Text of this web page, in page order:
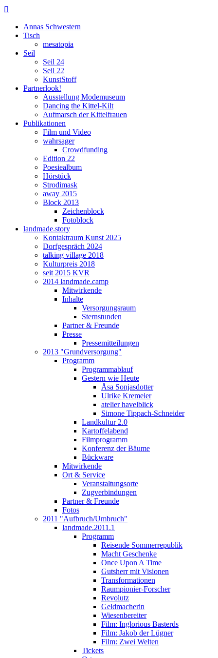

Annas Schwestern
Tisch
mesatopia
Seil
Seil 24
Seil 22
KunstStoff
Partnerlook!
Ausstellung Modemuseum
Dancing the Kittel-Kilt
Aufmarsch der Kittelfrauen
Publikationen
Film und Video
wahrsager
Crowdfunding
Edition 22
Poesiealbum
Hörstück
Strodimask
away 2015
Block 2013
Zeichenblock
Fotoblock
landmade.story
Kontaktraum Kunst 2025
Dorfgespräch 2024
talking village 2018
Kulturpreis 2018
seit 2015 KVR
2014 landmade.camp
Mitwirkende
Inhalte
Versorgungsraum
Sternstunden
Partner & Freunde
Presse
Pressemitteilungen
2013 "Grundversorgung"
Programm
Programmablauf
Gestern wie Heute
Åsa Sonjasdotter
Ulrike Kremeier
atelier havelblick
Simone Tippach-Schneider
Landkultur 2.0
Kartoffelabend
Filmprogramm
Konferenz der Bäume
Bückware
Mitwirkende
Ort & Service
Veranstaltungsorte
Zugverbindungen
Partner & Freunde
Fotos
2011 "Aufbruch/Umbruch"
landmade.2011.1
Programm
Reisende Sommerrepublik
Macht Geschenke
Once Upon A Time
Gutsherr mit Visionen
Transformationen
Raumpionier-Forscher
Revolutz
Geldmacherin
Wiesenbereiter
Film: Inglorious Basterds
Film: Jakob der Lügner
Film: Zwei Welten
Tickets